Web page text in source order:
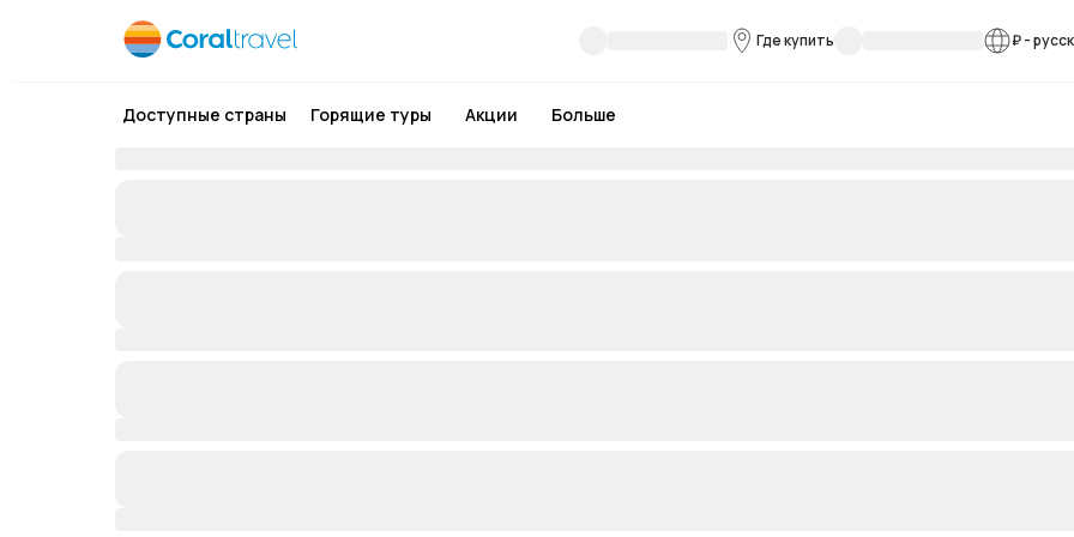
Где купить ₽-
Доступные страны Горящие туры Акции Больше